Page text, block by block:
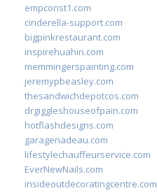
empconst1.com
cinderella-support.com
bigpinkrestaurant.com
inspirehuahin.com
memmingerspainting.com
jeremypbeasley.com
thesandwichdepotcos.com
drgiggleshouseofpain.com
hotflashdesigns.com
garagenadeau.com
lifestylechauffeurservice.com
EverNewNails.com
insideoutdecoratingcentre.com